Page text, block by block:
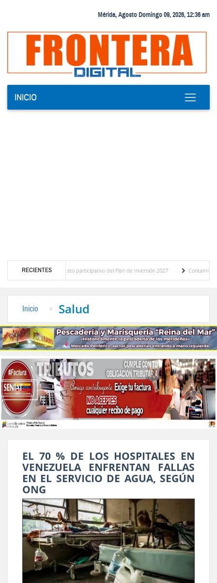
Mérida, Agosto Domingo 09, 2026, 12:36 am
INICIO
RECIENTES
del presupuesto participativo del Plan de Inversión 2027
Contaminación y
Inicio Salud
EL 70 % DE LOS HOSPITALES EN
VENEZUELA ENFRENTAN FALLAS
EN EL SERVICIO DE AGUA, SEGÚN
ONG